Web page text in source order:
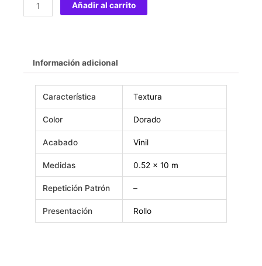
Añadir al carrito
Información adicional
Característica Textura
Color Dorado
Acabado Vinil
Medidas 0.52 x 10 m
Repetición Patrón –
Presentación Rollo